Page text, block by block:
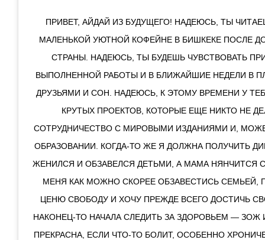
ПРИВЕТ, АЙДАЙ ИЗ БУДУЩЕГО! НАДЕЮСЬ, ТЫ
МАЛЕНЬКОЙ УЮТНОЙ КОФЕЙНЕ В БИШКЕКЕ ПОСЛЕ
СТРАНЫ. НАДЕЮСЬ, ТЫ БУДЕШЬ ЧУВСТВОВАТЬ
ВЫПОЛНЕННОЙ РАБОТЫ И В БЛИЖАЙШИЕ НЕДЕЛИ В
ДРУЗЬЯМИ И СОН. НАДЕЮСЬ, К ЭТОМУ ВРЕМЕНИ У
КРУТЫХ ПРОЕКТОВ, КОТОРЫЕ ЕЩЕ НИКТО НЕ
СОТРУДНИЧЕСТВО С МИРОВЫМИ ИЗДАНИЯМИ И,
ОБРАЗОВАНИИ. КОГДА-ТО ЖЕ Я ДОЛЖНА ПОЛУЧИТЬ
ЖЕНИЛСЯ И ОБЗАВЕЛСЯ ДЕТЬМИ, А МАМА НЯНЧИТСЯ
МЕНЯ КАК МОЖНО СКОРЕЕ ОБЗАВЕСТИСЬ СЕМЬЕЙ,
ЦЕНЮ СВОБОДУ И ХОЧУ ПРЕЖДЕ ВСЕГО ДОСТИЧЬ
НАКОНЕЦ-ТО НАЧАЛА СЛЕДИТЬ ЗА ЗДОРОВЬЕМ — ЗОЖ
ПРЕКРАСНА, ЕСЛИ ЧТО-ТО БОЛИТ, ОСОБЕННО